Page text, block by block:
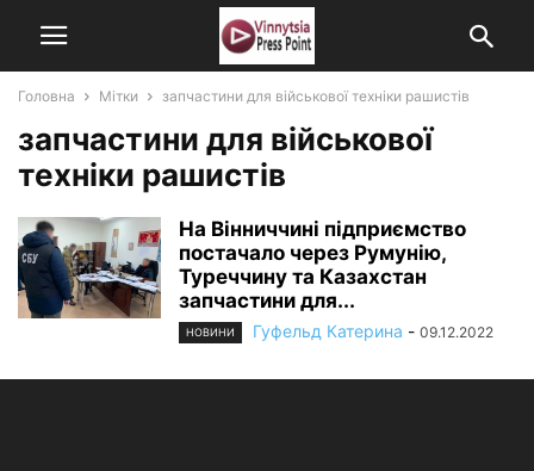
Головна Мітки запчастини для військової техніки рашистів
запчастини для військової
техніки рашистів
На Вінниччині підприємство
постачало через Румунію,
Туреччину та Казахстан
запчастини для...
НОВИНИ Гуфельд Катерина - 09.12.2022